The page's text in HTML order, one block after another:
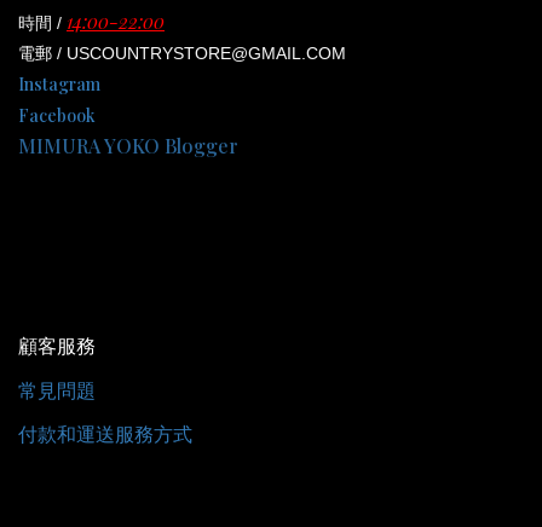
時間 / 14:00-22:00
電郵 / USCOUNTRYSTORE@GMAIL.COM
Instagram
Facebook
MIMURA YOKO Blogger
顧客服務
常見問題
付款和運送服務方式